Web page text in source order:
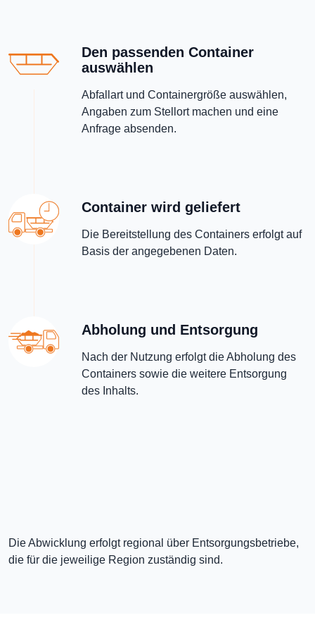
Den passenden Container
auswählen
Abfallart und Containergröße auswählen,
Angaben zum Stellort machen und eine
Anfrage absenden.
Container wird geliefert
Die Bereitstellung des Containers erfolgt auf
Basis der angegebenen Daten.
Abholung und Entsorgung
Nach der Nutzung erfolgt die Abholung des
Containers sowie die weitere Entsorgung
des Inhalts.
Die Abwicklung erfolgt regional über Entsorgungsbetriebe,
die für die jeweilige Region zuständig sind.